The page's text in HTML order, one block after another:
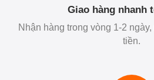
Giao hàng nhanh
Nhận hàng trong vòng 1-2
tiền.